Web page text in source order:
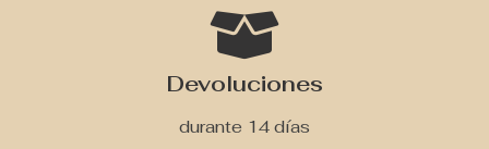
Devoluciones
durante 14 días